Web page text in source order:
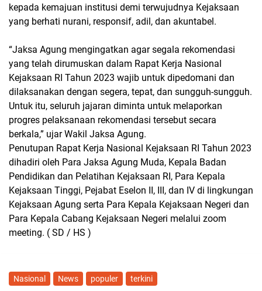
kepada kemajuan institusi demi terwujudnya Kejaksaan
yang berhati nurani, responsif, adil, dan akuntabel.
“Jaksa Agung mengingatkan agar segala rekomendasi
yang telah dirumuskan dalam Rapat Kerja Nasional
Kejaksaan RI Tahun 2023 wajib untuk dipedomani dan
dilaksanakan dengan segera, tepat, dan sungguh-sungguh.
Untuk itu, seluruh jajaran diminta untuk melaporkan
progres pelaksanaan rekomendasi tersebut secara
berkala,” ujar Wakil Jaksa Agung.
Penutupan Rapat Kerja Nasional Kejaksaan RI Tahun 2023
dihadiri oleh Para Jaksa Agung Muda, Kepala Badan
Pendidikan dan Pelatihan Kejaksaan RI, Para Kepala
Kejaksaan Tinggi, Pejabat Eselon II, III, dan IV di lingkungan
Kejaksaan Agung serta Para Kepala Kejaksaan Negeri dan
Para Kepala Cabang Kejaksaan Negeri melalui zoom
meeting. ( SD / HS )
Nasional News populer terkini